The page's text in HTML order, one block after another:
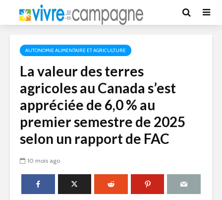
AUTONOMIE ALIMENTAIRE ET AGRICULTURE
La valeur des terres
agricoles au Canada s’est
appréciée de 6,0 % au
premier semestre de 2025
selon un rapport de FAC
10 mois ago